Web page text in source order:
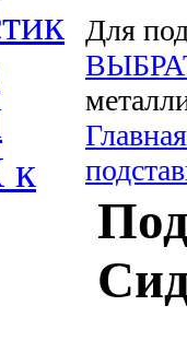
к
Для
Главная